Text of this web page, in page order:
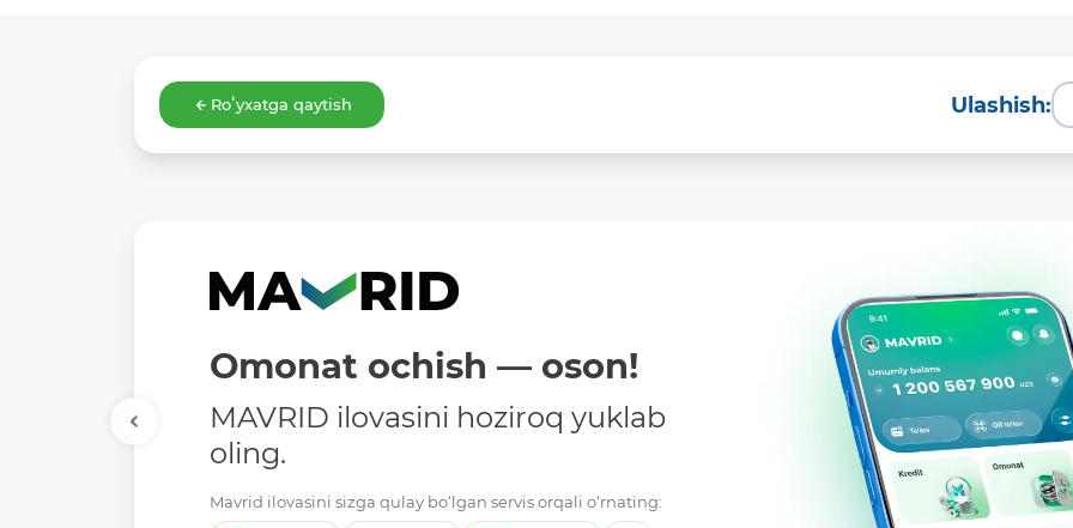
Roʻyxatga qaytish Ulashish:
Omonat ochish — oson!
MAVRID ilovasini hoziroq yuklab
oling.
Mavrid ilovasini sizga qulay bo‘lgan servis orqali o‘rnating: